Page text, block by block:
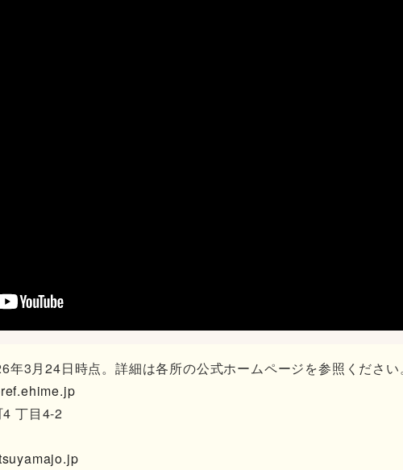
年3月24日時点。詳細は各所の公式ホームページを参照ください
丁目4-2